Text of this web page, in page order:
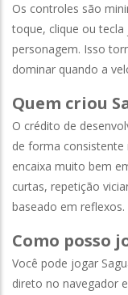
Os controles são
toque, clique ou
personagem. Isso
dominar quando a
Quem criou
O crédito de
de forma consistente
encaixa muito bem
curtas, repetição
baseado em reflexos.
Como posso
Você pode jogar
direto no navegador